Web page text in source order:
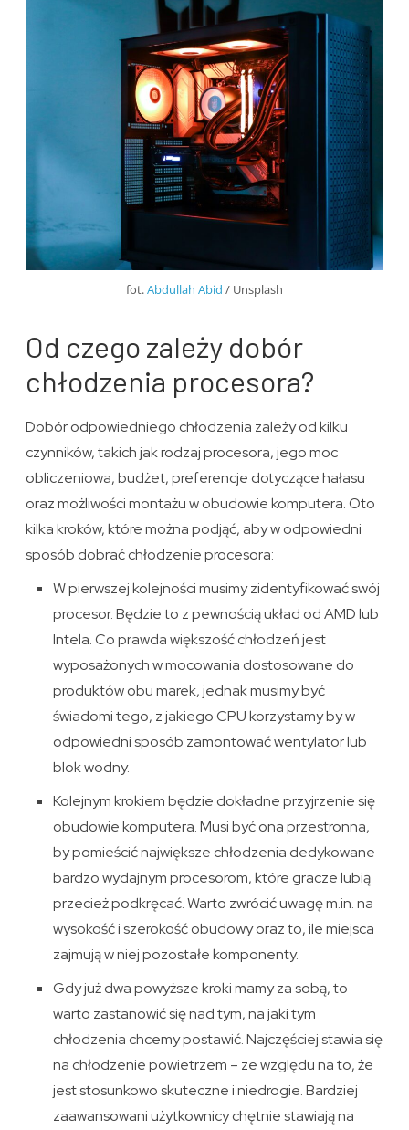
fot.Abdullah Abid / Unsplash
Od czego zależy dobór
chłodzenia procesora?
Dobór odpowiedniego chłodzenia zależy od kilku
czynników, takich jak rodzaj procesora, jego moc
obliczeniowa, budżet, preferencje dotyczące hałasu
oraz możliwości montażu w obudowie komputera. Oto
kilka kroków, które można podjąć, aby w odpowiedni
sposób dobrać chłodzenie procesora:
W pierwszej kolejności musimy zidentyfikować swój
procesor. Będzie to z pewnością układ od AMD lub
Intela. Co prawda większość chłodzeń jest
wyposażonych w mocowania dostosowane do
produktów obu marek, jednak musimy być
świadomi tego, z jakiego CPU korzystamy by w
odpowiedni sposób zamontować wentylator lub
blok wodny.
Kolejnym krokiem będzie dokładne przyjrzenie się
obudowie komputera. Musi być ona przestronna,
by pomieścić największe chłodzenia dedykowane
bardzo wydajnym procesorom, które gracze lubią
przecież podkręcać. Warto zwrócić uwagę m.in. na
wysokość i szerokość obudowy oraz to, ile miejsca
zajmują w niej pozostałe komponenty.
Gdy już dwa powyższe kroki mamy za sobą, to
warto zastanowić się nad tym, na jaki tym
chłodzenia chcemy postawić. Najczęściej stawia się
na chłodzenie powietrzem – ze względu na to, że
jest stosunkowo skuteczne i niedrogie. Bardziej
zaawansowani użytkownicy chętnie stawiają na